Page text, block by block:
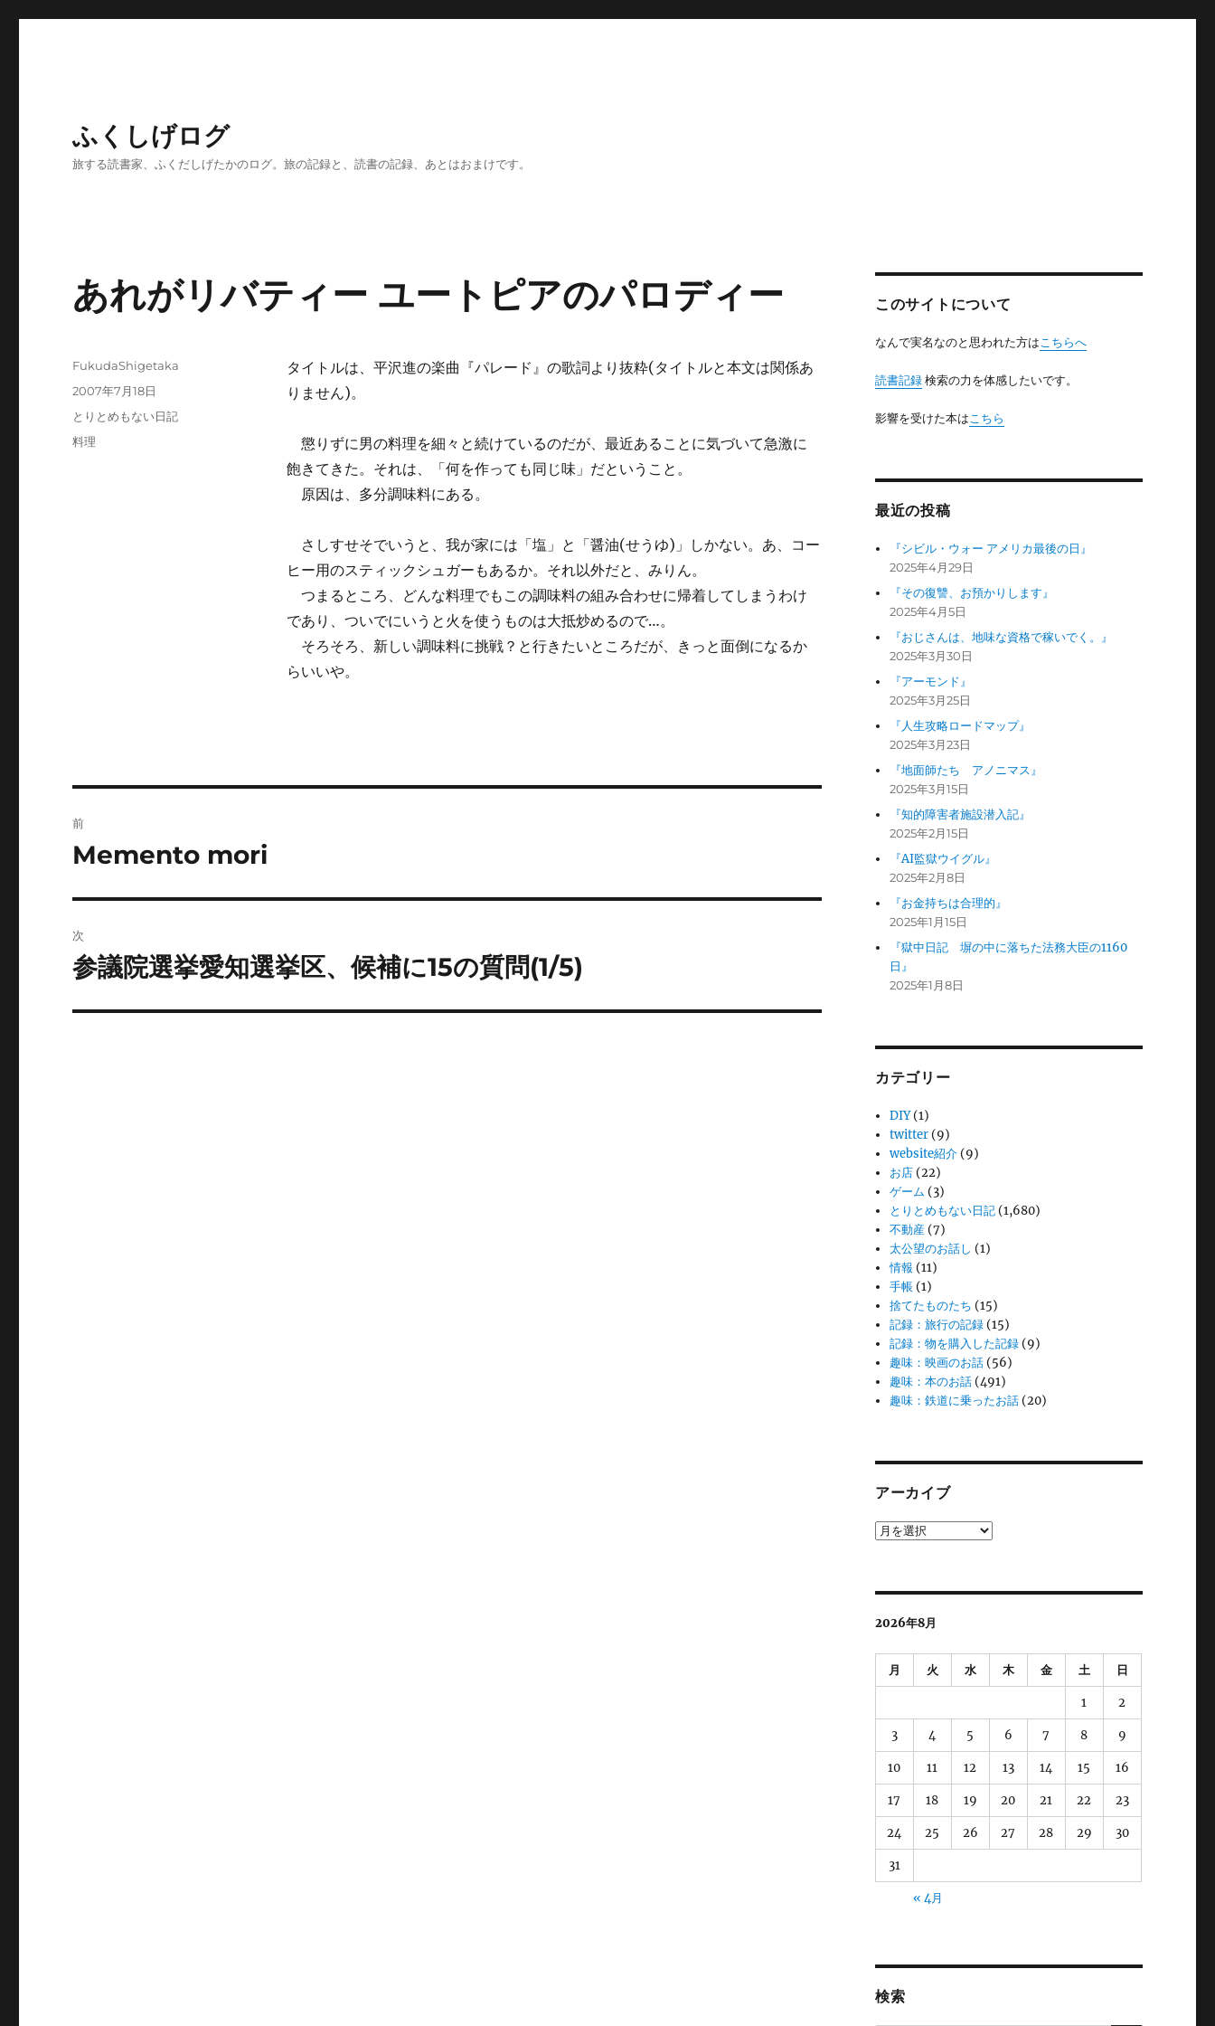
ふくしげログ
旅する読書家、ふくだしげたかのログ。旅の記録と、読書の記録、あとはおまけです。
あれがリバティー ユートピアのパロディー
タイトルは、平沢進の楽曲『パレード』の歌詞より抜粋(タイトルと本文は関係あ
りません)。
懲りずに男の料理を細々と続けているのだが、最近あることに気づいて急激に
飽きてきた。それは、「何を作っても同じ味」だということ。
原因は、多分調味料にある。
さしすせそでいうと、我が家には「塩」と「醤油(せうゆ)」しかない。あ、コー
ヒー用のスティックシュガーもあるか。それ以外だと、みりん。
つまるところ、どんな料理でもこの調味料の組み合わせに帰着してしまうわけ
であり、ついでにいうと火を使うものは大抵炒めるので…。
そろそろ、新しい調味料に挑戦？と行きたいところだが、きっと面倒になるか
らいいや。
投
FukudaShigetaka
投
2007年7月18日
カ
テ
とりとめもない日記
タ
料理
稿
ゲ
前
前
投
稿:
Memento mori
次
次
投
参議院選挙愛知選挙区、候補に15の質問(1/5)
このサイトについて
なんで実名なのと思われた方はこちらへ
読書記録検索の力を体感したいです。
影響を受けた本はこちら
最近の投稿
『シビル・ウォー アメリカ最後の日』
2025年4月29日
『その復讐、お預かりします』
2025年4月5日
『おじさんは、地味な資格で稼いでく。』
2025年3月30日
『アーモンド』
2025年3月25日
『人生攻略ロードマップ』
2025年3月23日
『地面師たち アノニマス』
2025年3月15日
『知的障害者施設潜入記』
2025年2月15日
『AI監獄ウイグル』
2025年2月8日
『お金持ちは合理的』
2025年1月15日
『獄中日記 塀の中に落ちた法務大臣の1160
日』
2025年1月8日
カテゴリー
DIY(1)
twitter (9)
website紹介 (9)
お店 (22)
ゲーム (3)
とりとめもない日記 (1,680)
不動産 (7)
太公望のお話し (1)
情報 (11)
手帳 (1)
捨てたものたち (15)
記録：旅行の記録 (15)
記録：物を購入した記録 (9)
趣味：映画のお話 (56)
趣味：本のお話 (491)
趣味：鉄道に乗ったお話 (20)
アーカイブ
ア
2026年8月
月 火 水 木 金 土 日
1 2
3 4 5 6 7 8 9
10 11 12 13 14 15 16
17 18 19 20 21 22 23
24 25 26 27 28 29 30
31
« 4月
検索